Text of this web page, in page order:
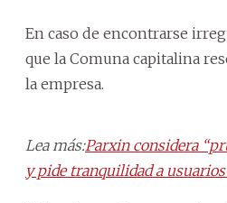
En caso de encontrarse
que la Comuna capitalina
la empresa.
Lea más:Parxin considera
y pide tranquilidad a